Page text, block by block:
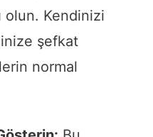
olun. Kendinizi
şefkat
normal